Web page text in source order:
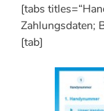
[tabs
Zahlungsdaten;
[tab]